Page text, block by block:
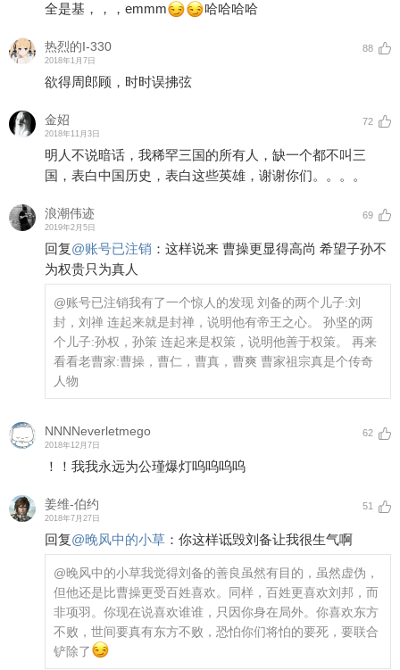
全是基，，，emmm
哈哈哈哈
热烈的I-330
2018年1月7日
88
欲得周郎顾，时时误拂弦
金妱
2018年11月3日
72
明人不说暗话，我稀罕三国的所有人，缺一个都不叫三
国，表白中国历史，表白这些英雄，谢谢你们。。。。
浪潮伟迹
2019年2月5日
69
回复@账号已注销 ： 这样说来 曹操更显得高尚 希望子孙不
为权贵只为真人
@账号已注销我有了一个惊人的发现 刘备的两个儿子:刘
封，刘禅 连起来就是封禅，说明他有帝王之心。 孙坚的两
个儿子:孙权，孙策 连起来是权策，说明他善于权策。 再来
看看老曹家:曹操，曹仁，曹真，曹爽 曹家祖宗真是个传奇
人物
NNNNeverletmego
2018年12月7日
62
！！我我永远为公瑾爆灯呜呜呜呜
姜维-伯约
2018年7月27日
51
回复@晚风中的小草 ： 你这样诋毁刘备让我很生气啊
@晚风中的小草我觉得刘备的善良虽然有目的，虽然虚伪，
但他还是比曹操更受百姓喜欢。同样，百姓更喜欢刘邦，而
非项羽。你现在说喜欢谁谁，只因你身在局外。你喜欢东方
不败，世间要真有东方不败，恐怕你们将怕的要死，要联合
铲除了